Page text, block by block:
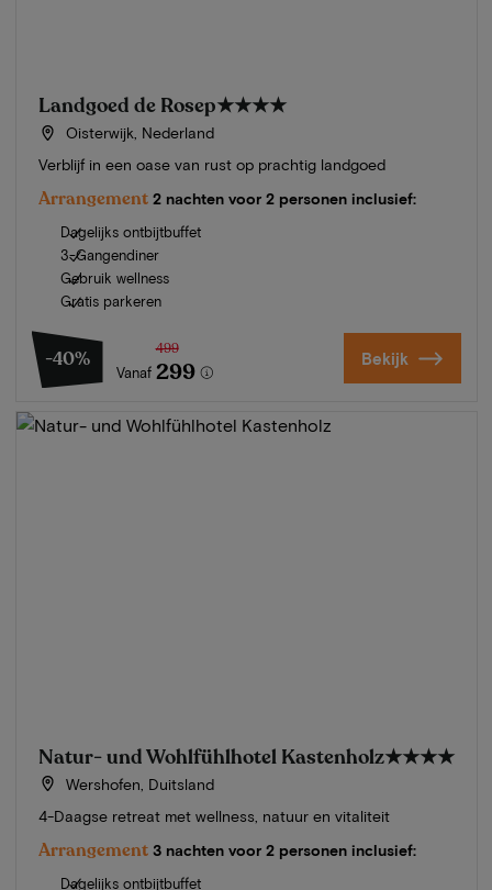
Landgoed de Rosep★★★★
Oisterwijk, Nederland
Verblijf in een oase van rust op prachtig landgoed
Arrangement 2 nachten voor 2 personen inclusief:
Dagelijks ontbijtbuffet
3-Gangendiner
Gebruik wellness
Gratis parkeren
-40%
Vanaf
499
299 Bekijk
Natur- und Wohlfühlhotel Kastenholz★★★★
Wershofen, Duitsland
4-Daagse retreat met wellness, natuur en vitaliteit
Arrangement 3 nachten voor 2 personen inclusief:
Dagelijks ontbijtbuffet